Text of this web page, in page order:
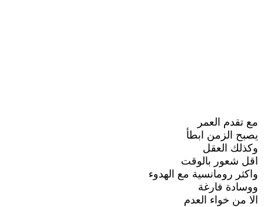
مع تقدم العمر
يصبح الزمن ابطأ
وكذلك العقل
اقل شعور بالوقت
واكثر رومانسية مع الهدوء
ووسادة فارغة
الا من خواء العدم